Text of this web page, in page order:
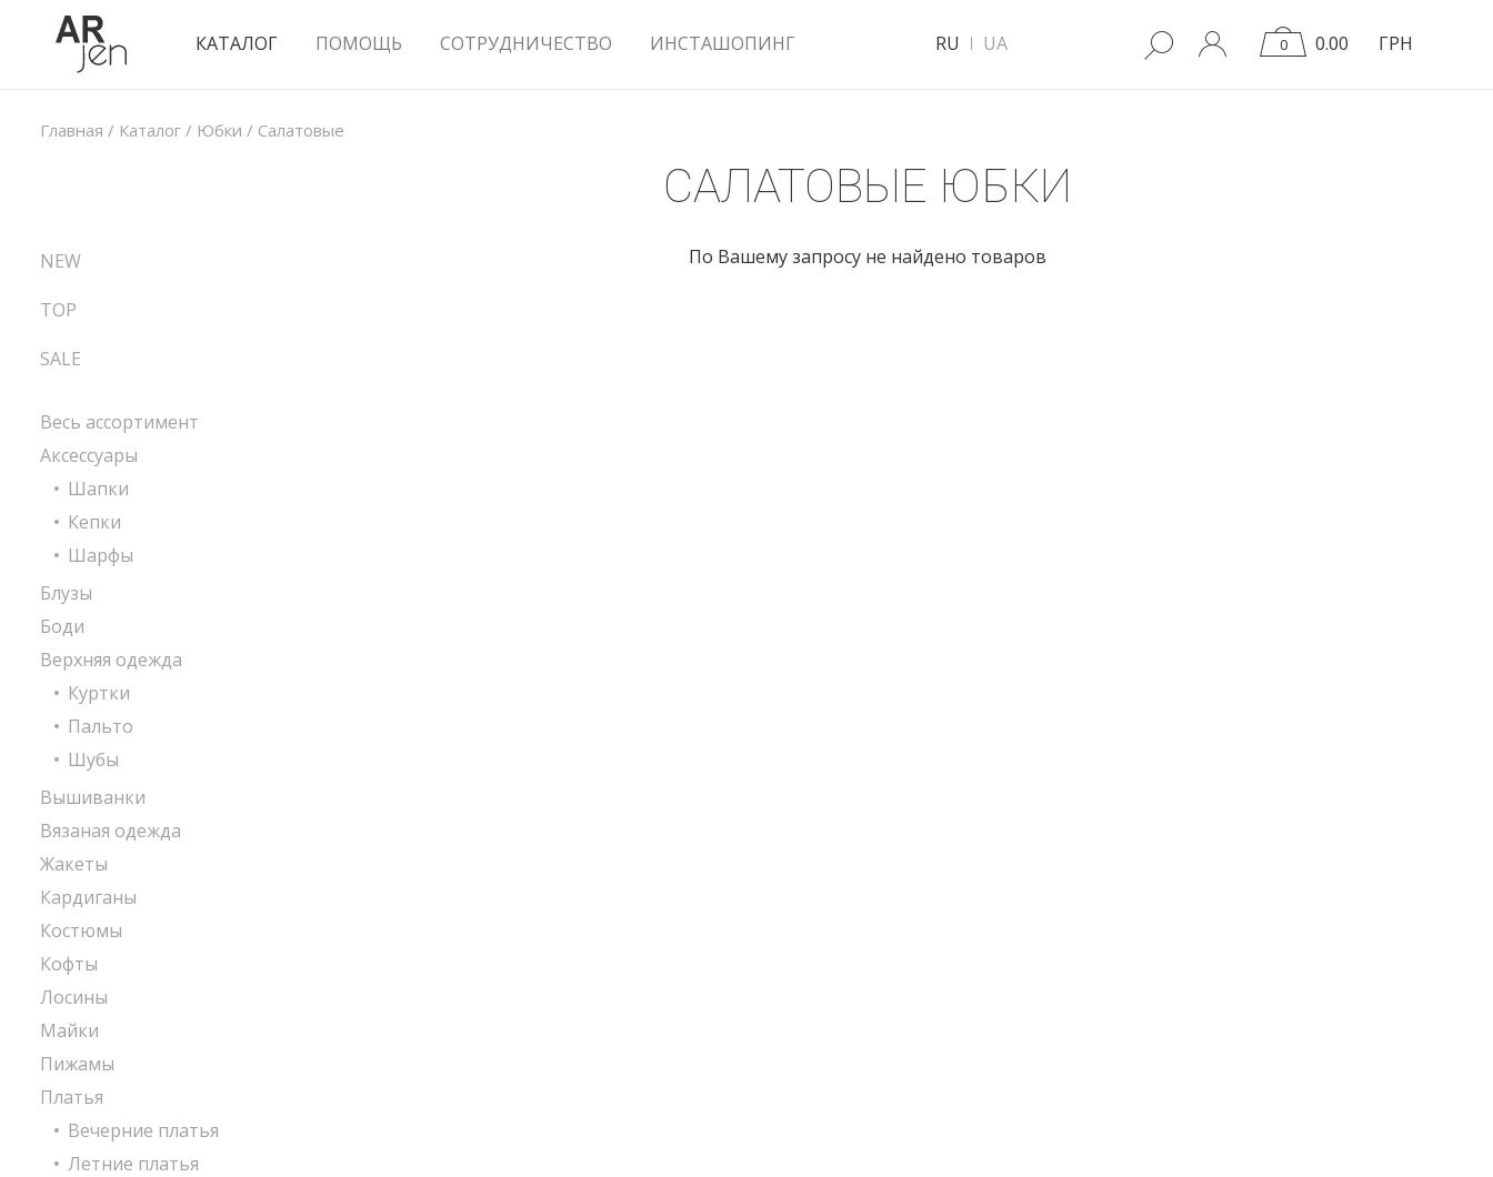
КАТАЛОГ ПОМОЩЬ СОТРУДНИЧЕСТВО ИНСТАШОПИНГ RU UA 0 0.00 ГРН
Главная / Каталог / Юбки / Салатовые
САЛАТОВЫЕ ЮБКИ
По Вашему запросу не найдено товаров
NEW
TOP
SALE
Весь ассортимент
Аксессуары
Шапки
Кепки
Шарфы
Блузы
Боди
Верхняя одежда
Куртки
Пальто
Шубы
Вышиванки
Вязаная одежда
Жакеты
Кардиганы
Костюмы
Кофты
Лосины
Майки
Пижамы
Платья
Вечерние платья
Летние платья